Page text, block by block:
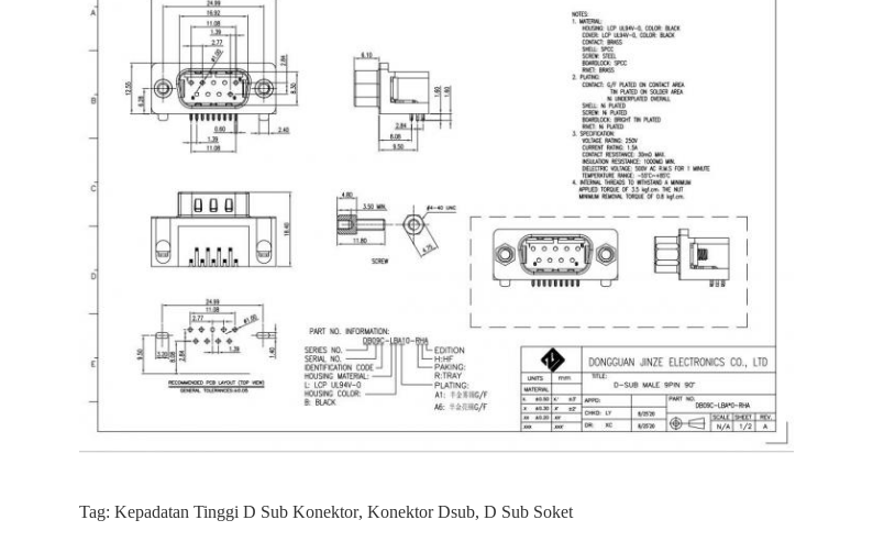
Tag: Kepadatan Tinggi D Sub Konektor, Konektor Dsub, D Sub Soket